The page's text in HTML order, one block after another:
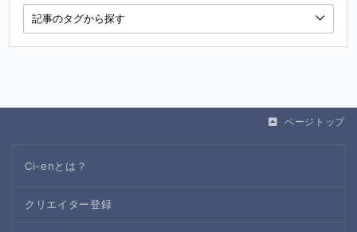
ページトップ
Ci-enとは？
クリエイター登録